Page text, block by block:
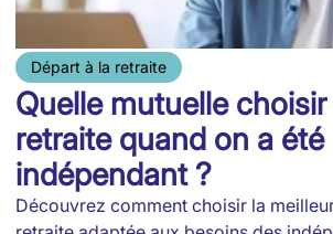
Départ à la retraite
Quelle mutuelle choisir
retraite quand on a été
indépendant ?
Découvrez comment choisir la